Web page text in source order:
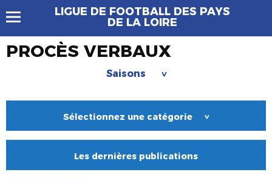
LIGUE DE FOOTBALL DES PAYS
DE LA LOIRE
PROCÈS VERBAUX
Saisons >
Sélectionnez une catégorie >
Les dernières publications